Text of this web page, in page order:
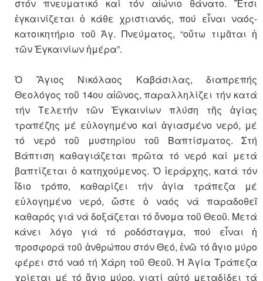
στόν πνευματικό καί τόν αἰώνιο θάνατο. Ἔτσι
ἐγκαινίζεται ὁ κάθε χριστιανός, πού εἶναι ναός-
κατοικητήριο τοῦ Ἁγ. Πνεύματος, “οὕτω τιμᾶται ἡ
τῶν Ἐγκαινίων ἡμέρα”.
Ὁ Ἅγιος Νικόλαος Καβάσιλας, διαπρεπής
Θεολόγος τοῦ 14ου αἰῶνος, παραλληλίζει τήν κατά
τήν Τελετήν τῶν Ἐγκαινίων πλύση τῆς ἁγίας
τραπέζης μέ εὐλογημένο καί ἁγιασμένο νερό, μέ
τό νερό τοῦ μυστηρίου τοῦ Βαπτίσματος. Στή
Βάπτιση καθαγιάζεται πρῶτα τό νερό καί μετά
βαπτίζεται ὁ κατηχούμενος. Ὁ ἱεράρχης, κατά τόν
ἴδιο τρόπο, καθαρίζει τήν ἁγία τράπεζα μέ
εὐλογημένο νερό, ὥστε ὁ ναός νά παραδοθεῖ
καθαρός γιά νά δοξάζεται τό ὄνομα τοῦ Θεοῦ. Μετά
κάνει λόγο γιά τό ροδόσταγμα, πού εἶναι ἡ
προσφορά τοῦ ἀνθρώπου στόν Θεό, ἐνῶ τό ἅγιο μύρο
φέρει στό ναό τή Χάρη τοῦ Θεοῦ. Ἡ Ἁγία Τράπεζα
χρίεται μέ τό ἅγιο μύρο, γιατί αὐτό μεταδίδει τά